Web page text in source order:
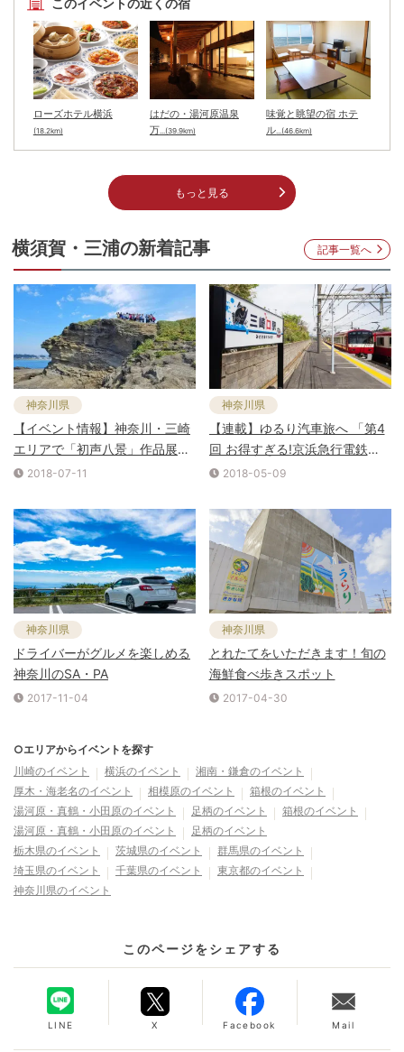
このイベントの近くの宿
ローズホテル横浜
(18.2km)
はだの・湯河原温泉
万 ...(39.9km)
味覚と眺望の宿 ホテ
ル ...(46.6km)
もっと見る
横須賀・三浦の新着記事 記事一覧へ
神奈川県
【イベント情報】神奈川・三崎
エリアで「初声八景」作品展開
催 2018-07-11
神奈川県
【連載】ゆるり汽車旅へ 「第4
回 お得すぎる!京浜急行電鉄
『みさきまぐろきっぷ』の旅」
2018-05-09
神奈川県
ドライバーがグルメを楽しめる
神奈川のSA・PA
2017-11-04
神奈川県
とれたてをいただきます！旬の
海鮮食べ歩きスポット
2017-04-30
○エリアからイベントを探す
川崎のイベント 横浜のイベント 湘南・鎌倉のイベント
厚木・海老名のイベント 相模原のイベント 箱根のイベント
湯河原・真鶴・小田原のイベント 足柄のイベント 箱根のイベント
湯河原・真鶴・小田原のイベント 足柄のイベント
栃木県のイベント 茨城県のイベント 群馬県のイベント
埼玉県のイベント 千葉県のイベント 東京都のイベント
神奈川県のイベント
このページをシェアする
LINE X Facebook Mail